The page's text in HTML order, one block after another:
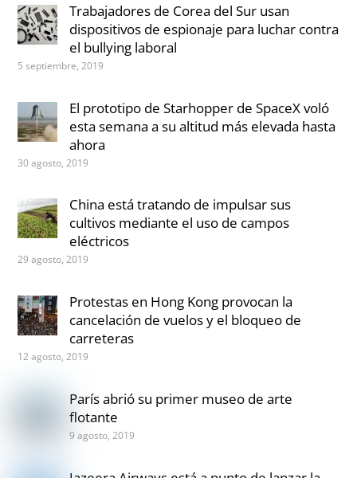
Trabajadores de Corea del Sur usan
dispositivos de espionaje para luchar contra
el bullying laboral
5 septiembre, 2019
El prototipo de Starhopper de SpaceX voló
esta semana a su altitud más elevada hasta
ahora
30 agosto, 2019
China está tratando de impulsar sus
cultivos mediante el uso de campos
eléctricos
29 agosto, 2019
Protestas en Hong Kong provocan la
cancelación de vuelos y el bloqueo de
carreteras
12 agosto, 2019
París abrió su primer museo de arte
flotante
9 agosto, 2019